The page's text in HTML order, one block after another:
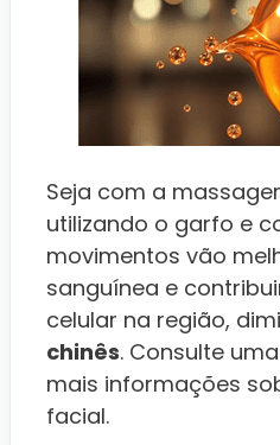
Seja com a
utilizando o garfo e
movimentos vão
sanguínea e
celular na região,
chinês. Consulte
mais informações
facial.